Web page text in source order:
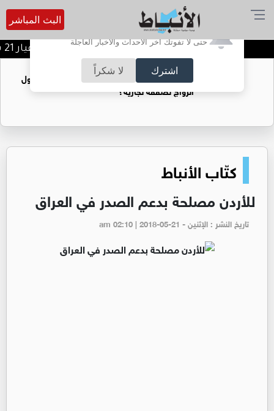
أترغب في تفعيل الإشعارات؟
حتى لا تفوتك آخر الأحداث والأخبار العاجلة
اشترك لا شكراً
البث المباشر
أسعار الذهب تقفز محليا.. وعيار 21 يسجل ارتفاعا بـ1.1 دينار
فتيات يستغللنه لتحقيق مكاسب مادية.. هل تحول
الزواج لصفقة تجارية؟
كتّاب الأنباط
للأردن مصلحة بدعم الصدر في العراق
تاريخ النشر : الإثنين - am 02:10 | 2018-05-21